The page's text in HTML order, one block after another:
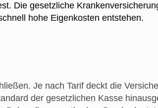
Die gesetzliche
hohe Eigenkosten entstehen.
Je nach Tarif deckt die
der gesetzlichen Kasse